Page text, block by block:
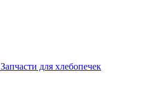
Запчасти для хлебопечек